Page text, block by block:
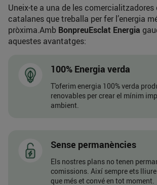
Uneix-te a una de les
catalanes que treballa per fer l’energia
pròxima.Amb BonpreuEsclat Energia
aquestes avantatges:
100% Energia verda
T'oferim energia 100% verda
renovables per crear el mínim
ambient.
Sense permanències
Els nostres plans no tenen
comissions. Així sempre ets
que més et convé en tot moment.